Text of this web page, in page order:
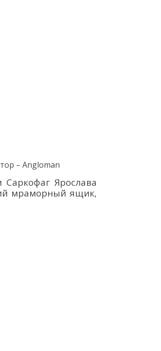
– Angloman
Саркофаг Ярослава
мраморный ящик,